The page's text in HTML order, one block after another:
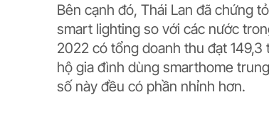
Bên cạnh đó, Thái Lan đã chứng
smart lighting so với các nước
2022 có tổng doanh thu đạt
hộ gia đình dùng smarthome
số này đều có phần nhỉnh hơn.